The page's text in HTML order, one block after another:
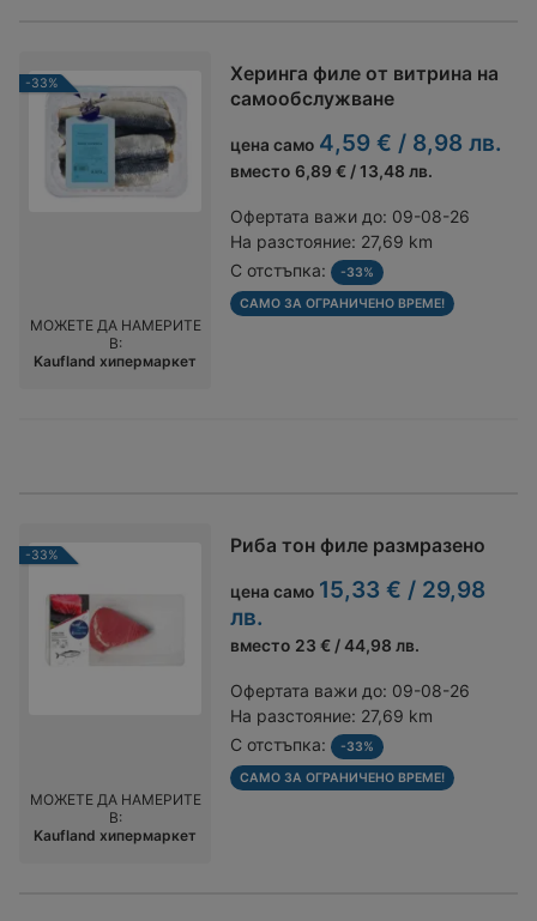
-33%
Херинга филе от витрина на
самообслужване
цена само 4,59 € / 8,98 лв.
вместо 6,89 € / 13,48 лв.
Офертата важи до: 09-08-26
На разстояние: 27,69 km
С отстъпка:
-33%
САМО ЗА ОГРАНИЧЕНО ВРЕМЕ!
МОЖЕТЕ ДА НАМЕРИТЕ
В:
Kaufland хипермаркет
-33% Риба тон филе размразено
цена само 15,33 € / 29,98
лв.
вместо 23 € / 44,98 лв.
Офертата важи до: 09-08-26
На разстояние: 27,69 km
С отстъпка:
-33%
САМО ЗА ОГРАНИЧЕНО ВРЕМЕ!
МОЖЕТЕ ДА НАМЕРИТЕ
В:
Kaufland хипермаркет